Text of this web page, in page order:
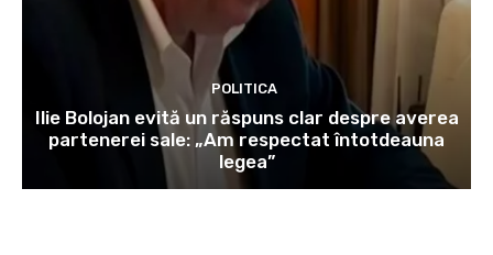
POLITICA
Ilie Bolojan evită un răspuns clar despre averea
partenerei sale: „Am respectat întotdeauna
legea”